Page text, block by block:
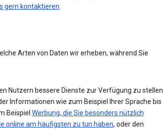
gern kontaktieren.
Arten von Daten wir erheben, während Sie
Nutzern bessere Dienste zur Verfügung zu stellen
Informationen wie zum Beispiel Ihrer Sprache bis
Beispiel Werbung, die Sie besonders nützlich
online am häufigsten zu tun haben, oder den